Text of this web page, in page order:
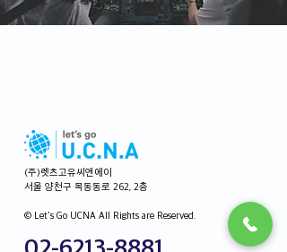
(주)렛츠고유씨앤에이
서울 양천구 목동동로 262, 2층
© Let's Go UCNA All Rights are Reserved.